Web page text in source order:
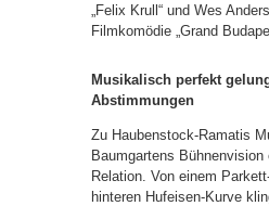
„Felix Krull“ und Wes
Filmkomödie „Grand
Musikalisch perfekt
Abstimmungen
Zu Haubenstock-Ramatis
Baumgartens
Relation. Von einem
hinteren Hufeisen-Kurve